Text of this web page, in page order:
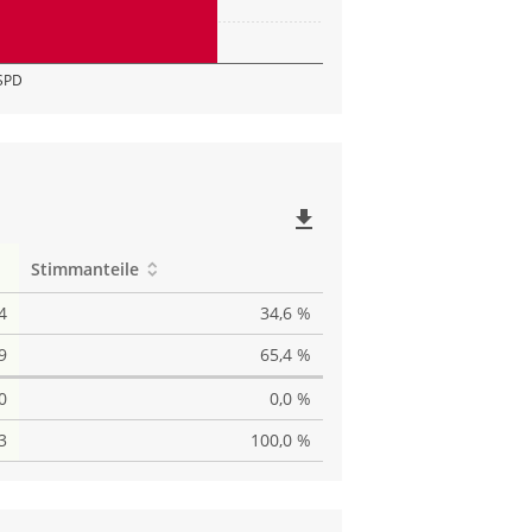
file_download
Stimmanteile
34,6 %
65,4 %
0,0 %
100,0 %